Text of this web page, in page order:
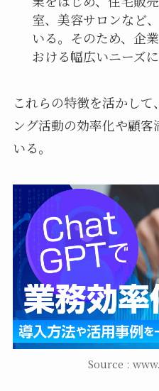
室、美容サロンなど
いる。そのため、企
おける幅広いニーズ
これらの特徴を活かし
ング活動の効率化や顧
いる。
Source :